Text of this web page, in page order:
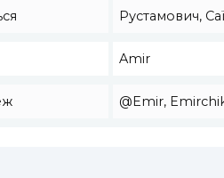
Рустамович,
Amir
@Emir,